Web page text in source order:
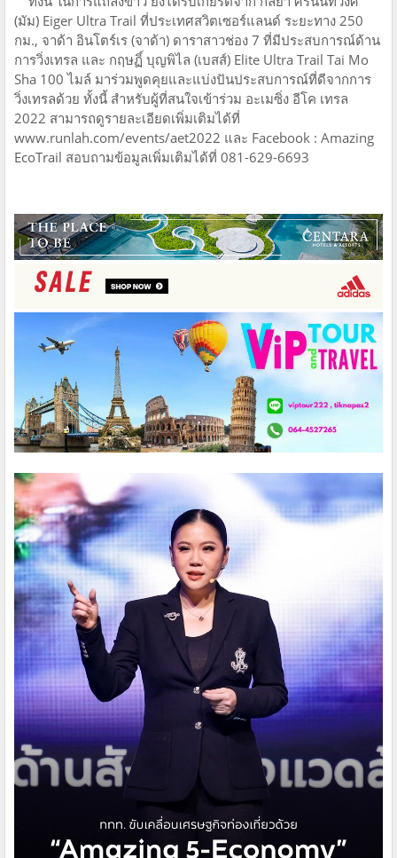
(มัม) Eiger Ultra Trail ที่ประเทศสวิตเซอร์แลนด์ ระยะทาง 250
กม., จาด้า อินโตร์เร (จาด้า) ดาราสาวช่อง 7 ที่มีประสบการณ์ด้าน
การวิ่งเทรล และ กฤษฏิ์ บุญพิไล (เบสส์) Elite Ultra Trail Tai Mo
Sha 100 ไมล์ มาร่วมพูดคุยและแบ่งปันประสบการณ์ที่ดีจากการ
วิ่งเทรลด้วย ทั้งนี้ สำหรับผู้ที่สนใจเข้าร่วม อะเมซิ่ง อีโค เทรล
2022 สามารถดูรายละเอียดเพิ่มเติมได้ที่
www.runlah.com/events/aet2022 และ Facebook : Amazing
EcoTrail สอบถามข้อมูลเพิ่มเติมได้ที่ 081-629-6693